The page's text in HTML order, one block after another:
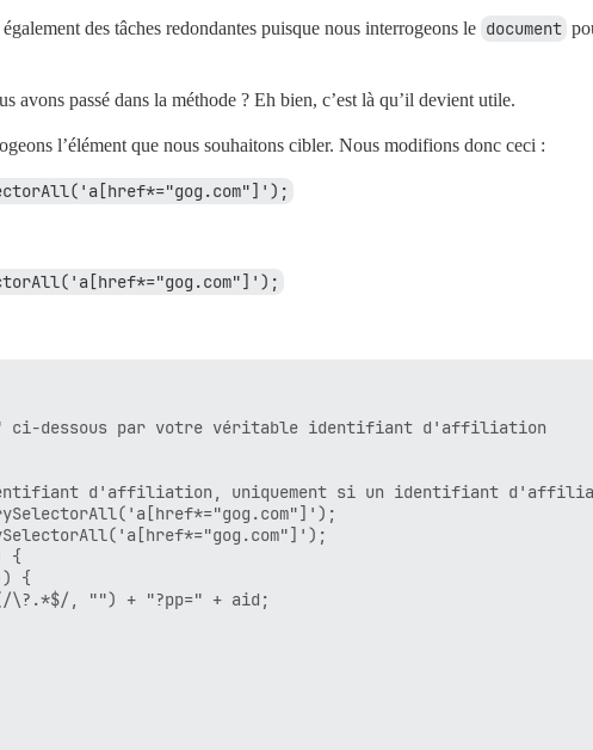
des tâches redondantes puisque nous interrogeons le document
avons passé dans la méthode ? Eh bien, c’est là qu’il devient utile.
l’élément que nous souhaitons cibler. Nous modifions donc ceci :
ci-dessous par votre véritable identifiant d'affiliation
d'affiliation, uniquement si un identifiant
{
{
\?.*$/, "") + "?pp=" + aid;